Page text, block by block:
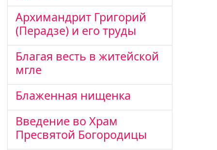
Архимандрит Григорий
(Перадзе) и его труды
Благая весть в житейской
мгле
Блаженная нищенка
Введение во Храм
Пресвятой Богородицы